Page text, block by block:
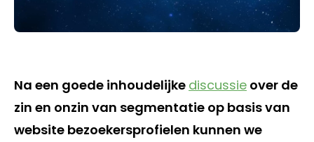
Na een goede inhoudelijke discussie over de
zin en onzin van segmentatie op basis van
website bezoekersprofielen kunnen we